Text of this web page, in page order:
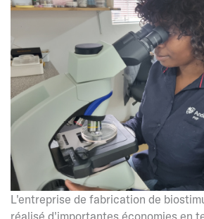
L'entreprise de fabrication de
réalisé d'importantes économies en